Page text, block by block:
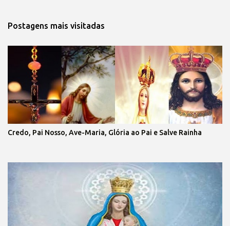
Postagens mais visitadas
Credo, Pai Nosso, Ave-Maria, Glória ao Pai e Salve Rainha